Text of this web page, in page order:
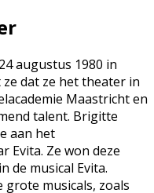
augustus 1980 in
dat ze het theater in
Maastricht en
talent. Brigitte
aan het
Evita. Ze won deze
de musical Evita.
grote musicals, zoals